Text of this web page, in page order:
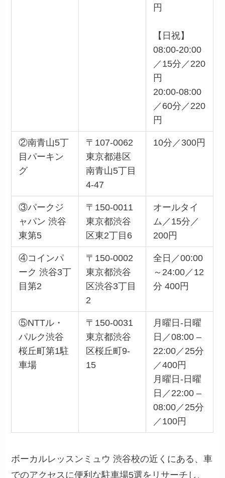
円
【日祝】
08:00-20:00
／15分／220
円
20:00-08:00
／60分／220
円
②南青山5丁
目パーキン
グ
〒107-0062
東京都港区
南青山5丁目
4‐47
10分／300円
③パークジ
ャパン 渋谷
東第5
〒150-0011
東京都渋谷
区東2丁目6
オールタイ
ム／15分／
200円
④コインパ
ーク 渋谷3丁
目第2
〒150-0002
東京都渋谷
区渋谷3丁目
2
全日／00:00
～24:00／12
分 400円
⑤NTTル・
パルク渋谷
桜丘町第1駐
車場
〒150-0031
東京都渋谷
区桜丘町9‐
15
月曜日-日曜
日／08:00 –
22:00／25分
／400円
月曜日-日曜
日／22:00 –
08:00／25分
／100円
ボーカルレッスンミュウ 渋谷校の近くにある、車
でのアクセスに便利な駐車場5選をリサーチし、